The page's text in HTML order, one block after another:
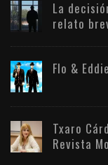
La
relato
Flo &
Txaro
Revista